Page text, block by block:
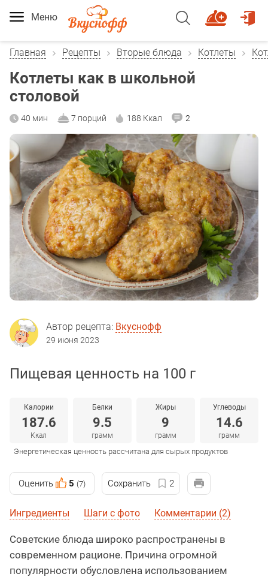
Меню
Главная Рецепты Вторые блюда Котлеты
Котлеты как в школьной
столовой
40 мин 7 порций 188 Ккал 2
Автор рецепта: Вкуснофф
29 июня 2023
Пищевая ценность на 100 г
Калории
187.6
Ккал
Белки
9.5
грамм
Жиры
9
грамм
Углеводы
14.6
грамм
Энергетическая ценность рассчитана для сырых продуктов
Оценить 5 (7) Сохранить 2
Ингредиенты Шаги с фото Комментарии (2)
Советские блюда широко распространены в
современном рационе. Причина огромной
популярности обусловлена использованием